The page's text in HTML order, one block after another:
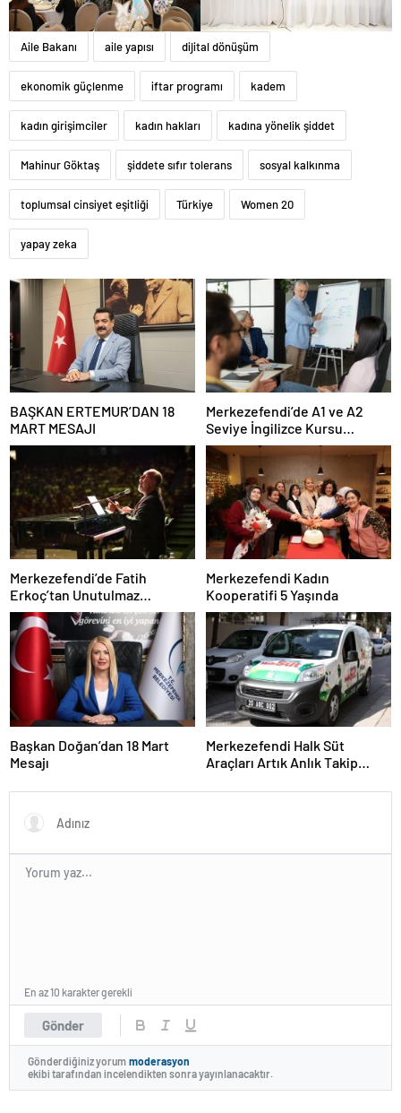
Aile Bakanı aile yapısı dijital dönüşüm
ekonomik güçlenme iftar programı kadem
kadın girişimciler kadın hakları kadına yönelik şiddet
Mahinur Göktaş şiddete sıfır tolerans sosyal kalkınma
toplumsal cinsiyet eşitliği Türkiye Women 20
yapay zeka
BAŞKAN ERTEMUR’DAN 18
MART MESAJI
Merkezefendi’de A1 ve A2
Seviye İngilizce Kursu
Başvuruları Başladı
Merkezefendi’de Fatih
Erkoç’tan Unutulmaz
Ramazan Konseri
Merkezefendi Kadın
Kooperatifi 5 Yaşında
Başkan Doğan’dan 18 Mart
Mesajı
Merkezefendi Halk Süt
Araçları Artık Anlık Takip
Gönder
En az 10 karakter gerekli
Gönderdiğiniz yorum moderasyon
ekibi tarafından incelendikten sonra yayınlanacaktır.